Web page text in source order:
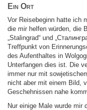
Ein Ort
Vor Reisebeginn hatte ich
die mir helfen würden, die
„Stalingrad“ und
Treffpunkt von
des Aufenthaltes in
Unterfangen dies ist. Die
immer nur mit
nicht aber mit einem Bild,
Geschehnissen nahe
Nur einige Male wurde mir